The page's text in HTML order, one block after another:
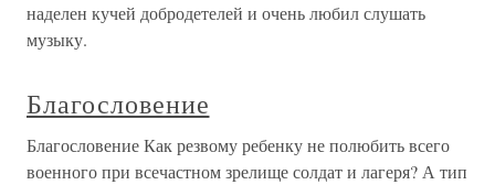
наделен кучей добродетелей и очень любил слушать
музыку.
Благословение
Благословение Как резвому ребенку не полюбить всего
военного при всечастном зрелище солдат и лагеря? А тип